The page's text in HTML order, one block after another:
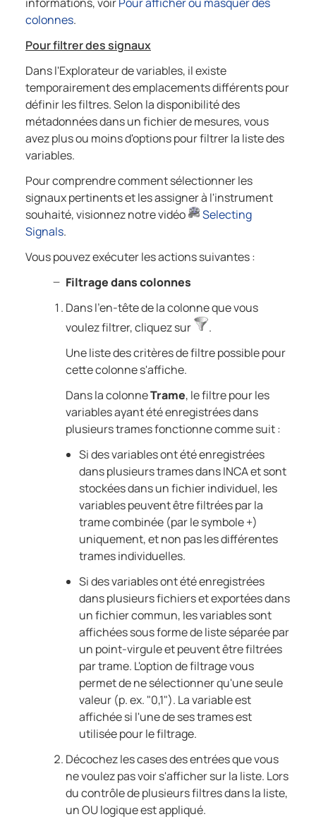
colonnes.
Pour filtrer des signaux
Dans l'Explorateur de variables, il existe
temporairement des emplacements différents pour
définir les filtres. Selon la disponibilité des
métadonnées dans un fichier de mesures, vous
avez plus ou moins d'options pour filtrer la liste des
variables.
Pour comprendre comment sélectionner les
signaux pertinents et les assigner à l'instrument
souhaité, visionnez notre vidéo
Selecting
Signals.
Vous pouvez exécuter les actions suivantes :
Filtrage dans colonnes
Dans l'en-tête de la colonne que vous
voulez filtrer, cliquez sur
.
Une liste des critères de filtre possible pour
cette colonne s'affiche.
Dans la colonneTrame, le filtre pour les
variables ayant été enregistrées dans
plusieurs trames fonctionne comme suit :
Si des variables ont été enregistrées
dans plusieurs trames dansINCAet sont
stockées dans un fichier individuel, les
variables peuvent être filtrées par la
trame combinée (par le symbole +)
uniquement, et non pas les différentes
trames individuelles.
Si des variables ont été enregistrées
dans plusieurs fichiers et exportées dans
un fichier commun, les variables sont
affichées sous forme de liste séparée par
un point-virgule et peuvent être filtrées
par trame. L'option de filtrage vous
permet de ne sélectionner qu'une seule
valeur (p. ex. "0,1"). La variable est
affichée si l'une de ses trames est
utilisée pour le filtrage.
Décochez les cases des entrées que vous
ne voulez pas voir s'afficher sur la liste. Lors
du contrôle de plusieurs filtres dans la liste,
un OU logique est appliqué.